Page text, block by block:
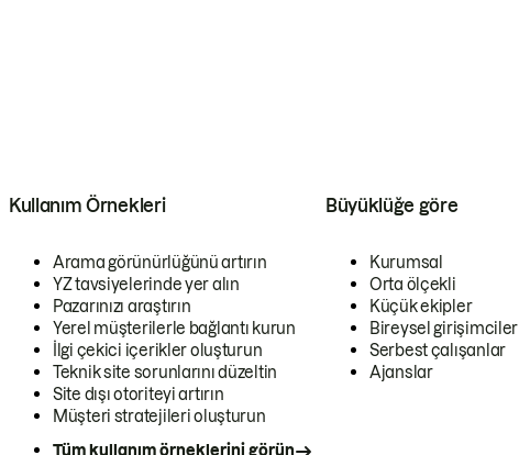
Kullanım Örnekleri
Arama görünürlüğünü artırın
YZ tavsiyelerinde yer alın
Pazarınızı araştırın
Yerel müşterilerle bağlantı kurun
İlgi çekici içerikler oluşturun
Teknik site sorunlarını düzeltin
Site dışı otoriteyi artırın
Müşteri stratejileri oluşturun
Tüm kullanım örneklerini görün
Büyüklüğe göre
Kurumsal
Orta ölçekli
Küçük ekipler
Bireysel girişimciler
Serbest çalışanlar
Ajanslar